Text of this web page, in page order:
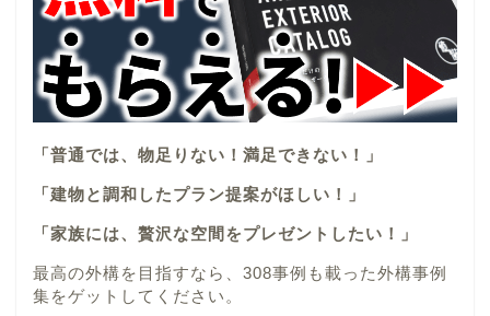
「普通では、物足りない！満足できない！」
「建物と調和したプラン提案がほしい！」
「家族には、贅沢な空間をプレゼントしたい！」
最高の外構を目指すなら、308事例も載った外構事例
集をゲットしてください。